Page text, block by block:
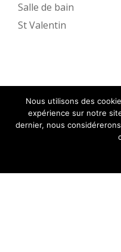
Salle de bain
St Valentin
Nous utilisons des
expérience sur notre
dernier, nous